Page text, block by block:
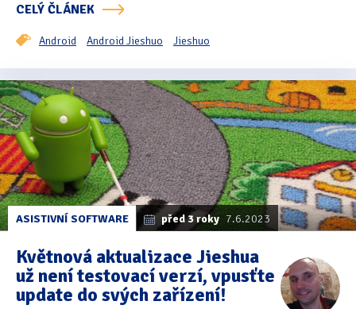
CELÝ ČLÁNEK
Android Android Jieshuo Jieshuo
ASISTIVNÍ SOFTWARE před 3 roky 7.6.2023
Květnová aktualizace Jieshua
už není testovací verzí, vpusťte
update do svých zařízení!